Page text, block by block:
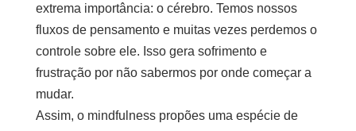
extrema importância: o cérebro. Temos nossos
fluxos de pensamento e muitas vezes perdemos o
controle sobre ele. Isso gera sofrimento e
frustração por não sabermos por onde começar a
mudar.
Assim, o mindfulness propões uma espécie de